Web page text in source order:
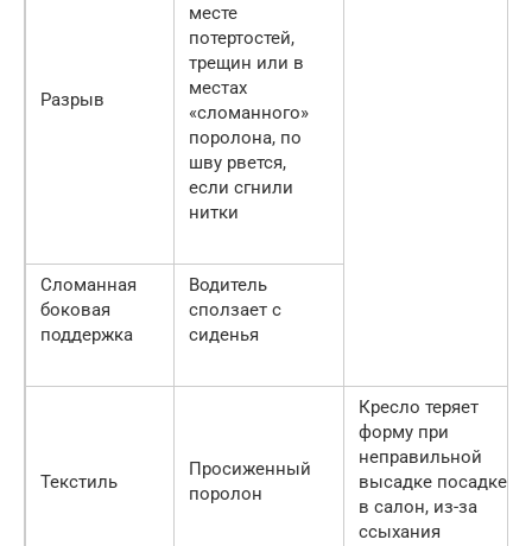
Разрыв
месте
потертостей,
трещин или в
местах
«сломанного»
поролона, по
шву рвется,
если сгнили
нитки
Сломанная
боковая
поддержка
Водитель
сползает с
сиденья
Текстиль
Просиженный
поролон
Кресло теряет
форму при
неправильной
высадке посадке
в салон, из-за
ссыхания